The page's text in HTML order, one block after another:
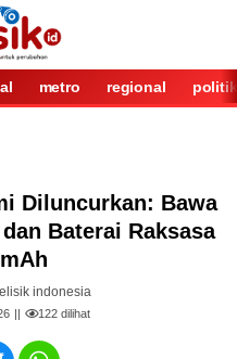
metro regional politik
Diluncurkan: Bawa
Baterai Raksasa
indonesia
122 dilihat